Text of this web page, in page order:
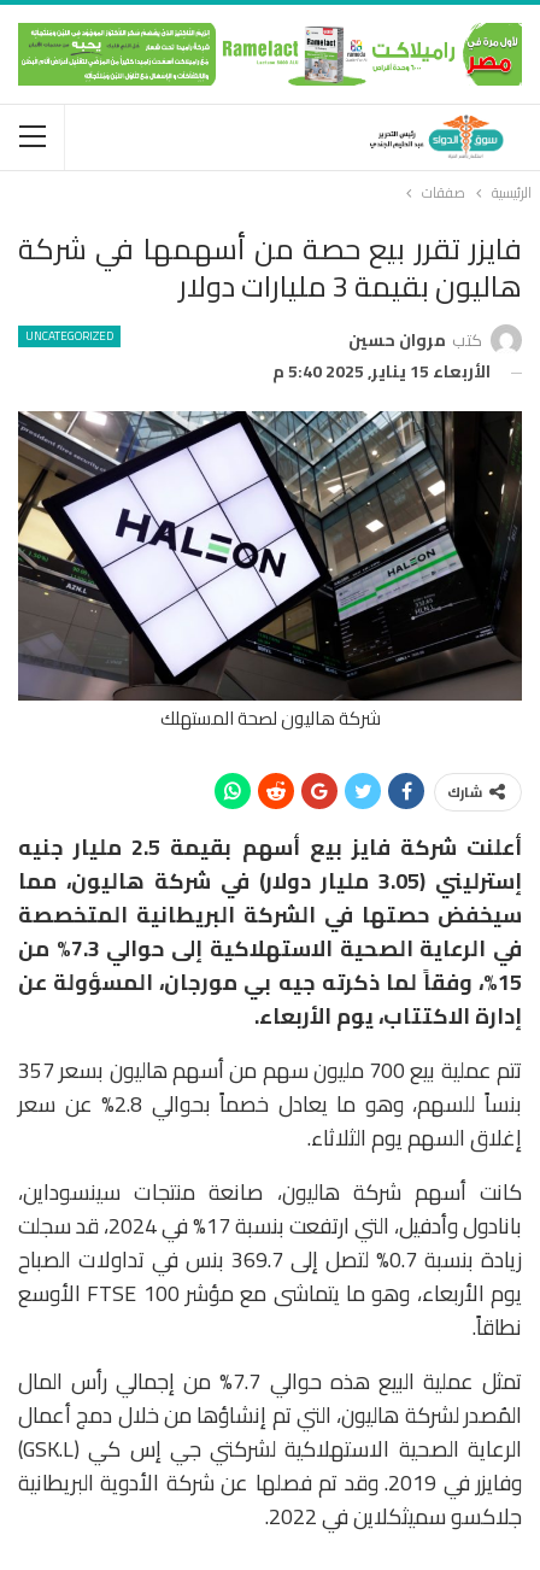
الرئيسية صفقات
فايزر تقرر بيع حصة من أسهمها في شركة
هاليون بقيمة 3 مليارات دولار
UNCATEGORIZED كتب مروان حسين
الأربعاء 15 يناير, 2025 5:40 م
شركة هاليون لصحة المستهلك
شارك
أعلنت شركة فايز بيع أسهم بقيمة 2.5 مليار جنيه
إسترليني (3.05 مليار دولار) في شركة هاليون، مما
سيخفض حصتها في الشركة البريطانية المتخصصة
في الرعاية الصحية الاستهلاكية إلى حوالي 7.3% من
15%، وفقاً لما ذكرته جيه بي مورجان، المسؤولة عن
إدارة الاكتتاب، يوم الأربعاء.
تتم عملية بيع 700 مليون سهم من أسهم هاليون بسعر 357
بنساً للسهم، وهو ما يعادل خصماً بحوالي 2.8% عن سعر
إغلاق السهم يوم الثلاثاء.
كانت أسهم شركة هاليون، صانعة منتجات سينسوداين،
بانادول وأدفيل، التي ارتفعت بنسبة 17% في 2024، قد سجلت
زيادة بنسبة 0.7% لتصل إلى 369.7 بنس في تداولات الصباح
يوم الأربعاء، وهو ما يتماشى مع مؤشر FTSE 100 الأوسع
نطاقاً.
تمثل عملية البيع هذه حوالي 7.7% من إجمالي رأس المال
المُصدر لشركة هاليون، التي تم إنشاؤها من خلال دمج أعمال
الرعاية الصحية الاستهلاكية لشركتي جي إس كي (GSK.L)
وفايزر في 2019. وقد تم فصلها عن شركة الأدوية البريطانية
جلاكسو سميثكلاين في 2022.